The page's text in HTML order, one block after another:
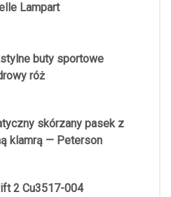
Lampart
buty sportowe
róż
skórzany pasek z
klamrą — Peterson
2 Cu3517-004